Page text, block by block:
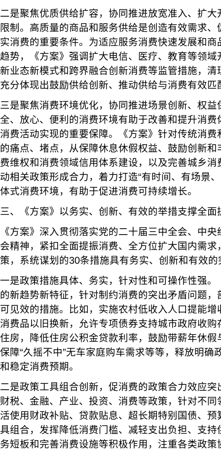
二是聚焦优质供给扩容，协同推进放宽准入、扩
限制。高质量的商品和服务供给是创造有效需求
实消费的重要条件。为适应服务消费快速发展和
趋势，《方案》强调扩大电信、医疗、教育等领
新业态新模式和跨界融合创新消费等监管措施，
充分体现出鼓励供给创新、推动供给与消费有效匹
三是聚焦消费环境优化，协同推进场景创新、权
全、放心、便利的消费环境有助于改善和提升消
消费活动实现的重要保障。《方案》针对传统消
的痛点、堵点，从保障休息休假权益、鼓励创新
费维权和消费领域信用体系建设，以及完善城乡
动相关政策形成合力，着力打造“有时间、有场景
体式消费环境，有助于促进消费可持续增长。
三、《方案》以务实、创新、有效的举措支撑全面
《方案》深入贯彻落实党的二十届三中全会、中
会精神，紧扣全面提振消费、全方位扩大国内需
策，系统谋划的30条措施具有务实、创新和有效的
一是政策措施具体、务实，针对性和可操作性强
的新趋势新特征，针对制约消费的突出矛盾问题
可见效的措施。比如，实施农村低收入人口提能
消费品以旧换新，允许专项债券支持城市政府收
住房，降低住房公积金贷款利率，鼓励带薪年休
保障“久摇不中”无车家庭购车需求等等，释放明确
和稳定消费预期。
二是政策工具组合创新，促消费的政策合力效应
财税、金融、产业、投资、消费等政策，针对不
活使用财政补贴、贷款贴息、超长期特别国债、
具组合，发挥降低消费门槛、减轻支出负担、支
务短板和完善消费设施等积极作用，注重各类政